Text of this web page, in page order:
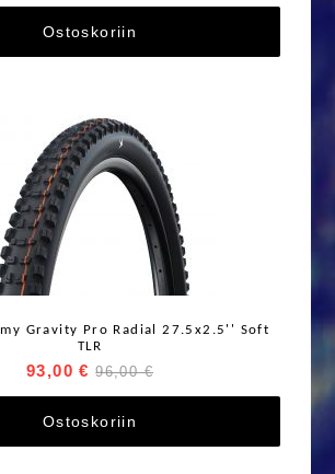
Ostoskoriin
Gravity Pro Radial 27.5x2.5'' Soft
TLR
93,00 € 96,00 €
Ostoskoriin